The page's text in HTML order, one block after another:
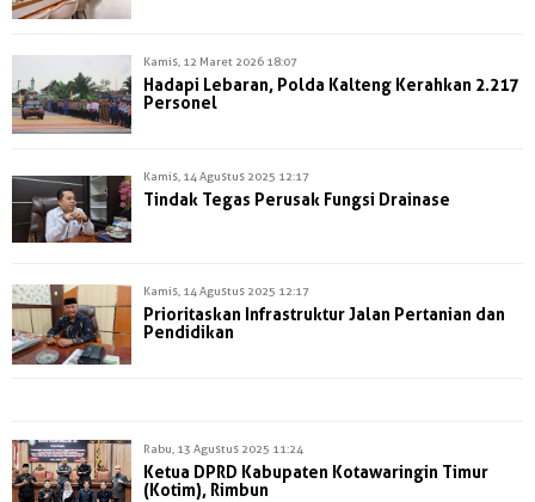
Kamis, 12 Maret 2026 18:07
Hadapi Lebaran, Polda Kalteng Kerahkan 2.217
Personel
Kamis, 14 Agustus 2025 12:17
Tindak Tegas Perusak Fungsi Drainase
Kamis, 14 Agustus 2025 12:17
Prioritaskan Infrastruktur Jalan Pertanian dan
Pendidikan
Rabu, 13 Agustus 2025 11:24
Ketua DPRD Kabupaten Kotawaringin Timur
(Kotim), Rimbun